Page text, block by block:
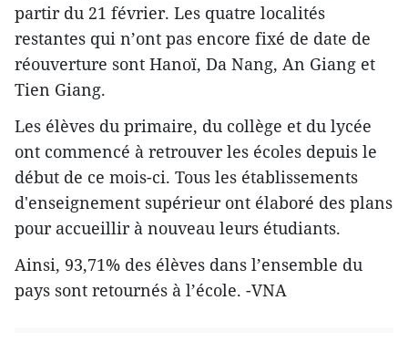
partir du 21 février. Les quatre localités
restantes qui n’ont pas encore fixé de date de
réouverture sont Hanoï, Da Nang, An Giang et
Tien Giang.
Les élèves du primaire, du collège et du lycée
ont commencé à retrouver les écoles depuis le
début de ce mois-ci. Tous les établissements
d'enseignement supérieur ont élaboré des plans
pour accueillir à nouveau leurs étudiants.
Ainsi, 93,71% des élèves dans l’ensemble du
pays sont retournés à l’école. -VNA